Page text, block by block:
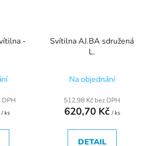
-
DPH
/ ks
Svítilna AJ.BA sdružená
L.
Na objednání
512,98 Kč bez DPH
620,70 Kč / ks
DETAIL